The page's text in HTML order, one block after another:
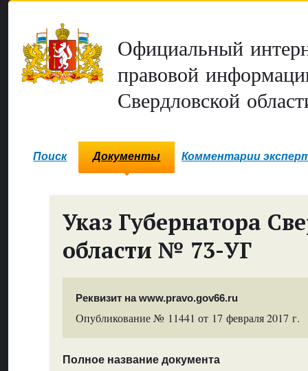
Официальный
правовой
Свердловской
Поиск Документы Комментарии
Указ Губернатора
области № 73-УГ
Реквизит на www.pravo.gov66.ru
Опубликование № 11441 от 17 февраля 2017 г.
Полное название документа